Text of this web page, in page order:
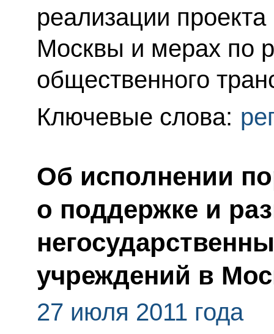
реализации
Москвы и мерах по
общественного
Ключевые слова:
Об исполнении
о поддержке и
учреждений в
27 июля 2011 года